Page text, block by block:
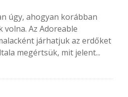
úgy, ahogyan korábban
Az Adoreable
járhatjuk az erdőket
megértsük, mit jelent...